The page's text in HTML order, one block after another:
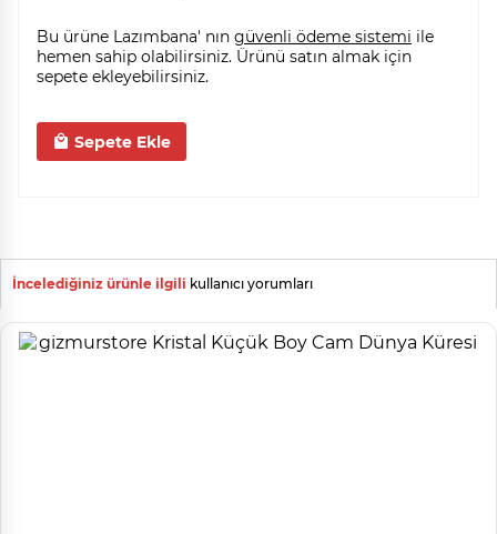
Bu ürüne Lazımbana' nın güvenli ödeme sistemi ile
hemen sahip olabilirsiniz. Ürünü satın almak için
sepete ekleyebilirsiniz.
Sepete Ekle
İncelediğiniz ürünle ilgili kullanıcı yorumları